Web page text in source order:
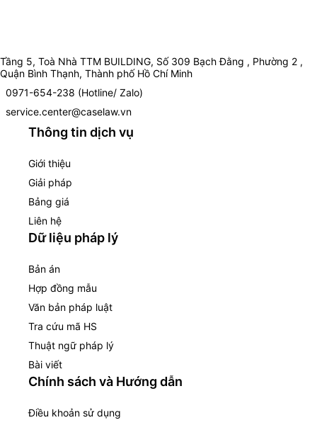
Tầng 5, Toà Nhà TTM BUILDING, Số 309 Bạch Đằng , Phường 2 ,
Quận Bình Thạnh, Thành phố Hồ Chí Minh
0971-654-238 (Hotline/ Zalo)
service.center@caselaw.vn
Thông tin dịch vụ
Giới thiệu
Giải pháp
Bảng giá
Liên hệ
Dữ liệu pháp lý
Bản án
Hợp đồng mẫu
Văn bản pháp luật
Tra cứu mã HS
Thuật ngữ pháp lý
Bài viết
Chính sách và Hướng dẫn
Điều khoản sử dụng